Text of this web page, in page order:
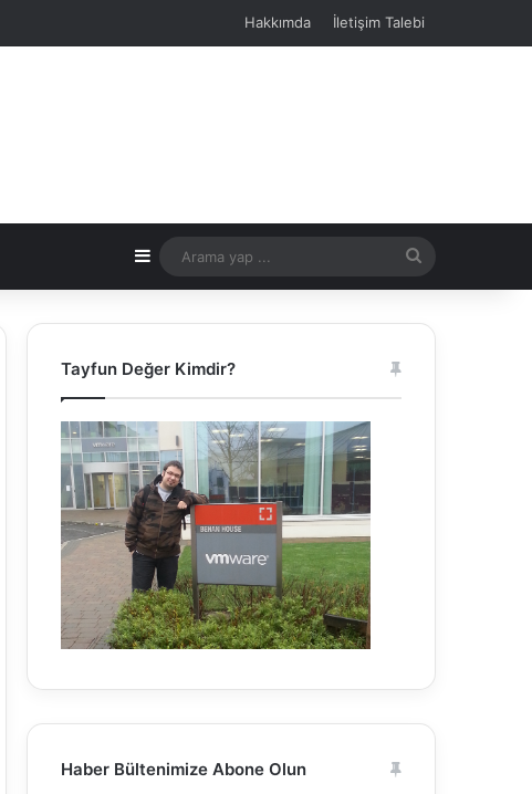
Hakkımda İletişim Talebi
Kenar Bölmesi
yap
Tayfun Değer Kimdir?
Haber Bültenimize Abone Olun